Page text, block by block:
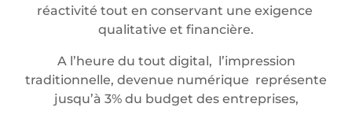
réactivité tout en conservant une exigence
qualitative et financière.
A l’heure du tout digital, l’impression
traditionnelle, devenue numérique représente
jusqu’à 3% du budget des entreprises,